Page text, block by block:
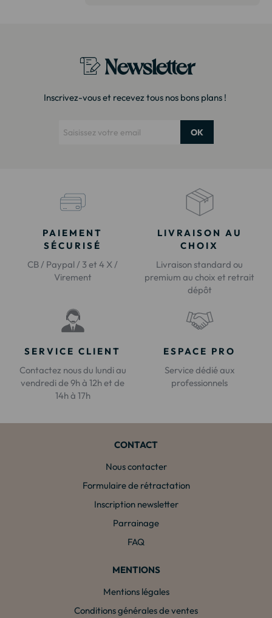
Newsletter
Inscrivez-vous et recevez tous nos bons plans !
OK
PAIEMENT
SÉCURISÉ
CB / Paypal / 3 et 4 X /
Virement
LIVRAISON AU
CHOIX
Livraison standard ou
premium au choix et retrait
dépôt
SERVICE CLIENT
Contactez nous du lundi au
vendredi de 9h à 12h et de
14h à 17h
ESPACE PRO
Service dédié aux
professionnels
CONTACT
Nous contacter
Formulaire de rétractation
Inscription newsletter
Parrainage
FAQ
MENTIONS
Mentions légales
Conditions générales de ventes